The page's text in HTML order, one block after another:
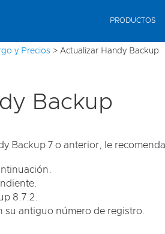
PRODUCTOS
y Precios > Actualizar Handy Backup
Backup
Backup 7 o anterior, le
8.7.2.
su antiguo número de registro.